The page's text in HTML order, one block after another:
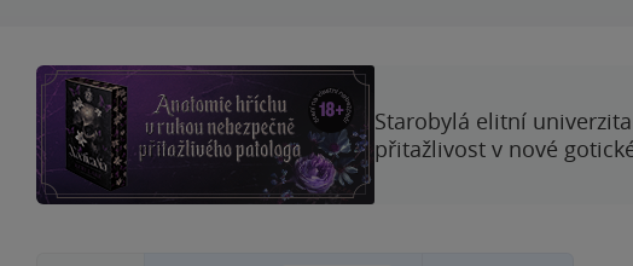
Starobylá elitní
přitažlivost v nové